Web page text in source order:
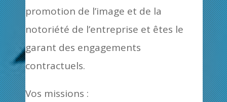
promotion de l’image et de la
notoriété de l’entreprise et êtes le
garant des engagements
contractuels.
Vos missions :